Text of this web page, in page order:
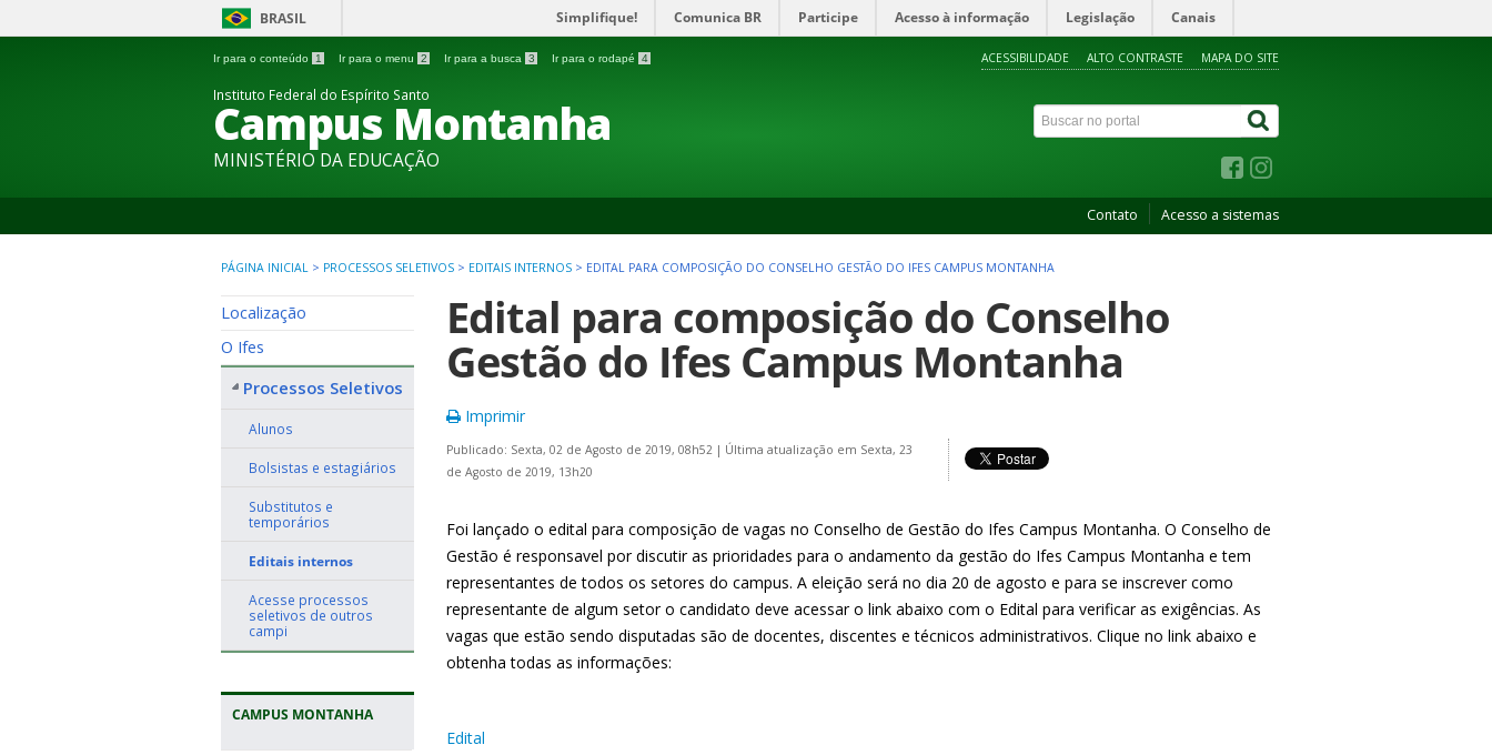
BRASIL Simplifique! Comunica BR Participe Acesso à informação Legislação Canais
Ir para o conteúdo 1 Ir para o menu 2 Ir para a busca 3 Ir para o rodapé 4 ACESSIBILIDADE ALTO CONTRASTE MAPA DO SITE
Instituto Federal do Espírito Santo
Campus Montanha
MINISTÉRIO DA EDUCAÇÃO
Contato Acesso a sistemas
PÁGINA INICIAL > PROCESSOS SELETIVOS > EDITAIS INTERNOS > EDITAL PARA COMPOSIÇÃO DO CONSELHO GESTÃO DO IFES CAMPUS MONTANHA
Localização
O Ifes
Processos Seletivos
Alunos
Bolsistas e estagiários
Substitutos e
temporários
Editais internos
Acesse processos
seletivos de outros
campi
CAMPUS MONTANHA
Edital para composição do Conselho
Gestão do Ifes Campus Montanha
Imprimir
Publicado: Sexta, 02 de Agosto de 2019, 08h52 | Última atualização em Sexta, 23
de Agosto de 2019, 13h20
Foi lançado o edital para composição de vagas no Conselho de Gestão do Ifes Campus Montanha. O Conselho de
Gestão é responsavel por discutir as prioridades para o andamento da gestão do Ifes Campus Montanha e tem
representantes de todos os setores do campus. A eleição será no dia 20 de agosto e para se inscrever como
representante de algum setor o candidato deve acessar o link abaixo com o Edital para verificar as exigências. As
vagas que estão sendo disputadas são de docentes, discentes e técnicos administrativos. Clique no link abaixo e
obtenha todas as informações:
Edital